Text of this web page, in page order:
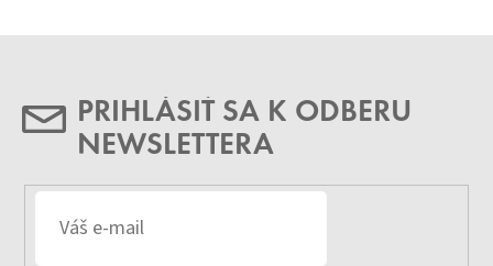
PRIHLÁSIŤ SA K ODBERU
NEWSLETTERA